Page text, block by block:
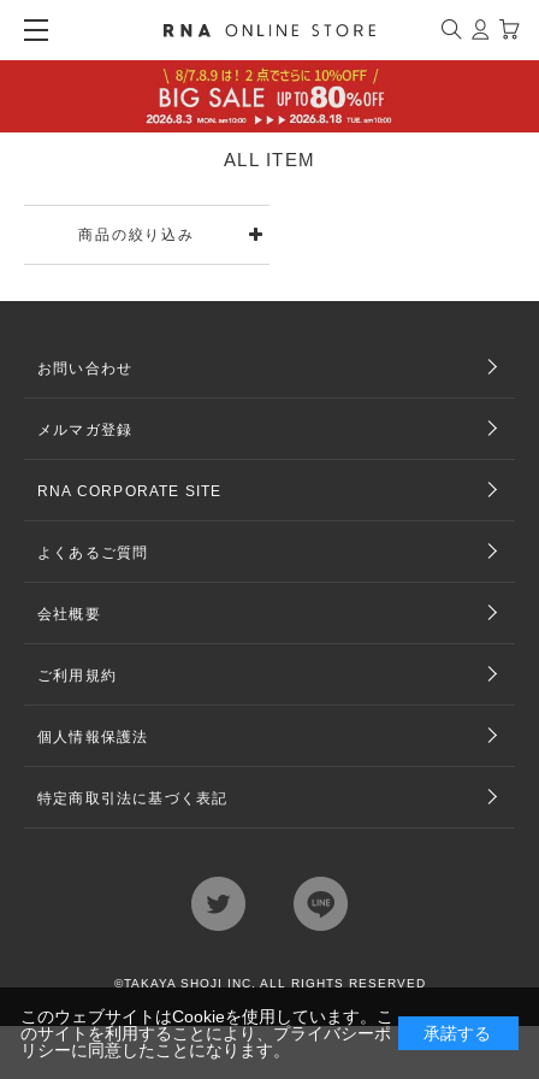
ALL ITEM
商品の絞り込み
お問い合わせ
メルマガ登録
RNA CORPORATE SITE
よくあるご質問
会社概要
ご利用規約
個人情報保護法
特定商取引法に基づく表記
©TAKAYA SHOJI INC. ALL RIGHTS RESERVED
このウェブサイトはCookieを使用しています。こ
のサイトを利用することにより、 プライバシーポ
リシーに同意したことになります。
承諾する